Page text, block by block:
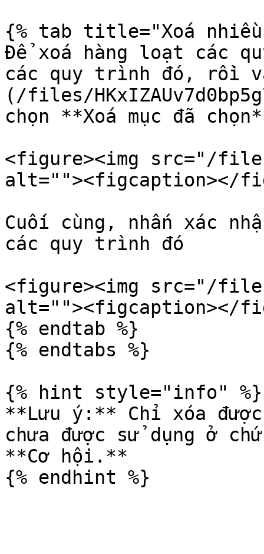
{% tab title="Xoá
Để xoá hàng loạt các
các quy trình đó, rồi
(/files/
chọn **Xoá mục đã
<figure><img src="/files/
alt=""><figcaption></
Cuối cùng, nhấn xác
các quy trình đó
<figure><img src="/files/
alt=""><figcaption></
{% endtab %}
{% endtabs %}
{% hint style="info" %}
**Lưu ý:** Chỉ xóa
chưa được sử dụng ở
**Cơ hội.**